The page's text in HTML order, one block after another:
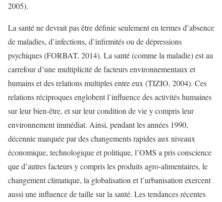
2005).
La santé ne devrait pas être définie seulement en termes d’absence
de maladies, d’infections, d’infirmités ou de dépressions
psychiques (FORBAT, 2014). La santé (comme la maladie) est au
carrefour d’une multiplicité de facteurs environnementaux et
humains et des relations multiples entre eux (TIZIO, 2004). Ces
relations réciproques englobent l’influence des activités humaines
sur leur bien-être, et sur leur condition de vie y compris leur
environnement immédiat. Ainsi, pendant les années 1990,
décennie marquée par des changements rapides aux niveaux
économique, technologique et politique, l’OMS a pris conscience
que d’autres facteurs y compris les produits agro-alimentaires, le
changement climatique, la globalisation et l’urbanisation exercent
aussi une influence de taille sur la santé. Les tendances récentes